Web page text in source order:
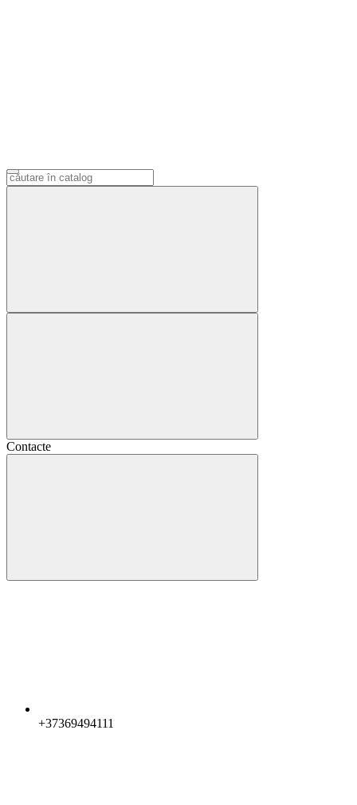
Contacte
+37369494111